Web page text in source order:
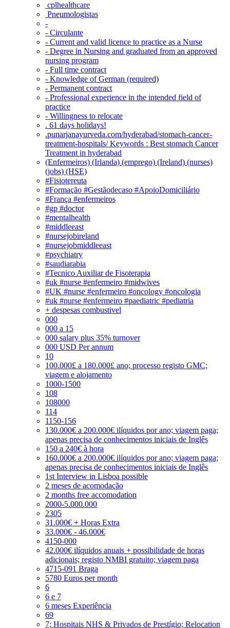
‎ cplhealthcare‬
Pneumologistas
-
- Circulante
- Current and valid licence to practice as a Nurse
- Degree in Nursing and graduated from an approved
nursing program
- Full time contract
- Knowledge of German (required)
- Permanent contract
- Professional experience in the intended field of
practice
- Willingness to relocate
. 61 days holidays!
.punarjanayurveda.com/hyderabad/stomach-cancer-
treatment-hospitals/ Keywords : Best stomach Cancer
Treatment in hyderabad
(Enfermeiros) (Irlanda) (emprego) (Ireland) (nurses)
(jobs) (HSE)
#Fisiotereuta
#Formação #Gestãodecaso #ApoioDomiciliário
#França #enfermeiros
#gp #doctor
#mentalhealth
#middleeast
#nursejobireland
#nursejobmiddleeast
#psychiatry
#saudiarabia
#Tecnico Auxiliar de Fisoterapia
#uk #nurse #enfermeiro #midwives
#UK #nurse #enfermeiro #oncology #oncologia
#uk #nurse #enfermeiro #paediatric #pediatria
+ despesas combustivel
000
000 a 15
000 salary plus 35% turnover
000 USD Per annum
10
100.000£ a 180.000£ ano; processo registo GMC;
viagem e alojamento
1000-1500
108
108000
114
1150-156
130.000€ a 200.000€ ilíquidos por ano; viagem paga;
apenas precisa de conhecimentos iniciais de Inglês
150 a 240€ à hora
160.000€ a 200.000€ ilíquidos por ano; viagem paga;
apenas precisa de conhecimentos iniciais de Inglês
1st Interview in Lisboa possible
2 meses de acomodação
2 months free accomodation
2000-5.000.000
2305
31.000€ + Horas Extra
33.000€ - 46.000€
4150-000
42.000€ ilíquidos anuais + possibilidade de horas
adicionais; registo NMBI gratuito; viagem paga
4715-091 Braga
5780 Euros per month
6
6 e 7
6 meses Experiência
69
7; Hospitais NHS & Privados de Prestígio; Relocation